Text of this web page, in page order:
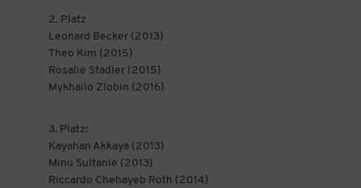
2. Platz
Leonard Becker (2013)
Theo Kim (2015)
Rosalie Stadler (2015)
Mykhailo Zlobin (2016)
3. Platz:
Kayahan Akkaya (2013)
Minu Sultanie (2013)
Riccardo Chehayeb Roth (2014)